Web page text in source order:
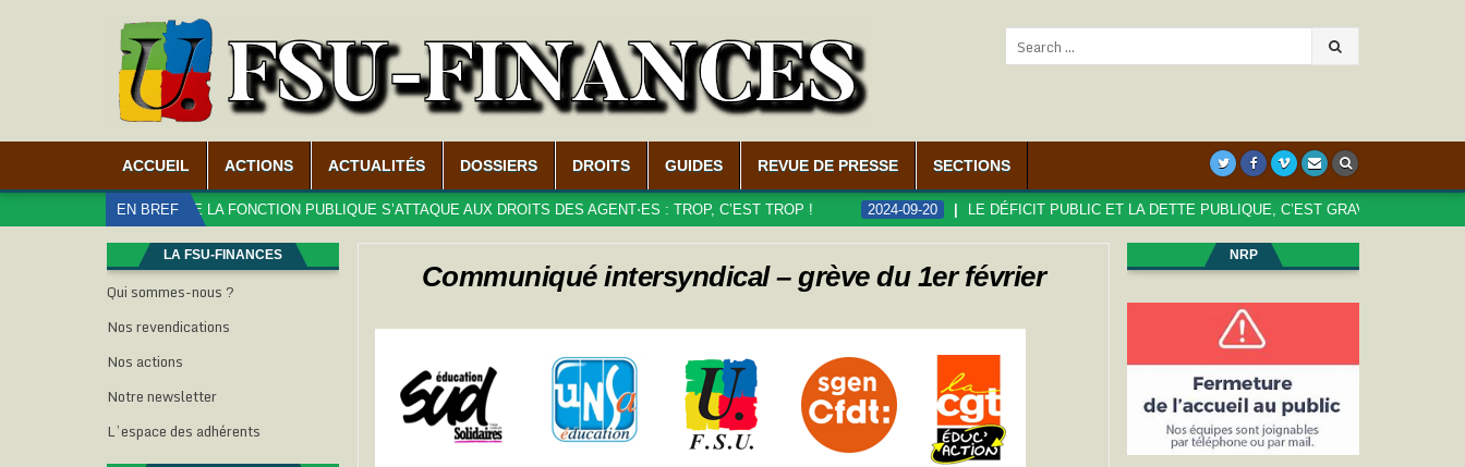
Search
for:
ACCUEIL ACTIONS ACTUALITÉS DOSSIERS DROITS GUIDES REVUE DE PRESSE SECTIONS
EN BREF
– LE MINISTÈRE DE LA FONCTION PUBLIQUE S’ATTAQUE AUX DROITS DES AGENT⋅ES : TROP, C’EST TROP ! 2024-09-20 LE DÉFICIT PUBLIC ET LA DETTE PUBLIQUE, C’EST GRAVE, DOCTEUR ?
Communiqué intersyndical – grève du 1er février
LA FSU-FINANCES
Qui sommes-nous ?
Nos revendications
Nos actions
Notre newsletter
L’espace des adhérents
NRP